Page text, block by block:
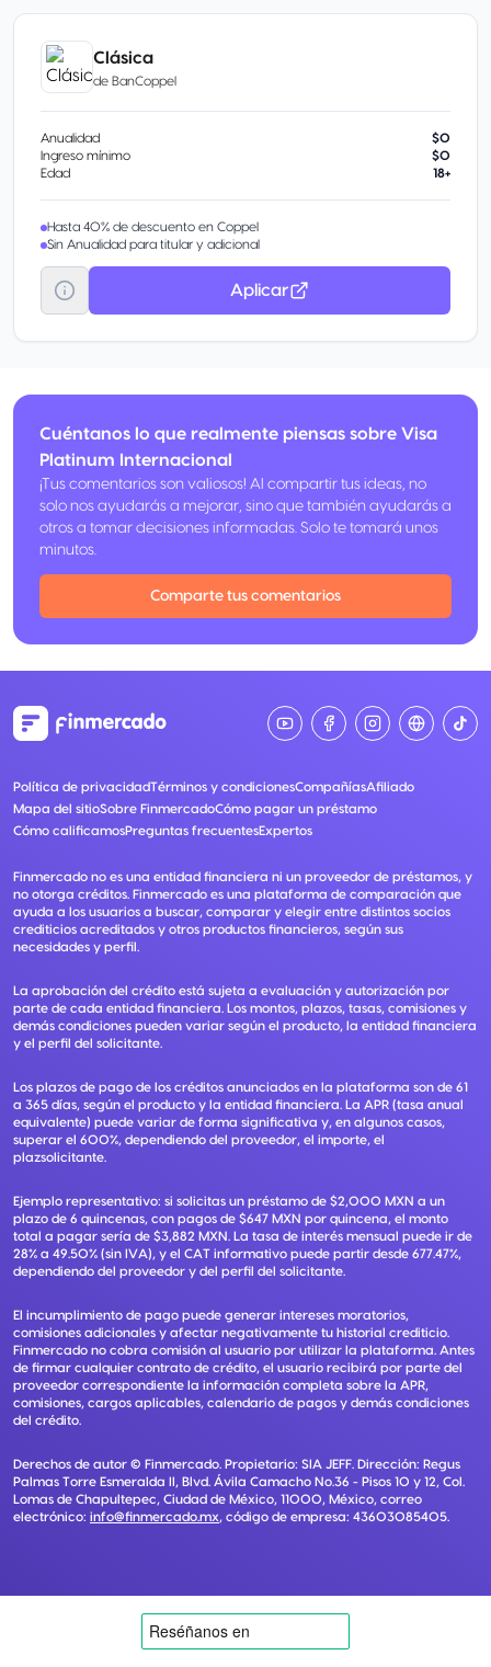
Clásica
de BanCoppel
Anualidad
$0
Ingreso mínimo
$0
Edad
18+
Hasta 40% de descuento en Coppel
Sin Anualidad para titular y adicional
Aplicar
Cuéntanos lo que realmente piensas sobre Visa
Platinum Internacional
¡Tus comentarios son valiosos! Al compartir tus ideas, no
solo nos ayudarás a mejorar, sino que también ayudarás a
otros a tomar decisiones informadas. Solo te tomará unos
minutos.
Comparte tus comentarios
Política de privacidadTérminos y condicionesCompañíasAfiliado
Mapa del sitioSobre FinmercadoCómo pagar un préstamo
Cómo calificamosPreguntas frecuentesExpertos
Finmercado no es una entidad financiera ni un proveedor de préstamos, y
no otorga créditos. Finmercado es una plataforma de comparación que
ayuda a los usuarios a buscar, comparar y elegir entre distintos socios
crediticios acreditados y otros productos financieros, según sus
necesidades y perfil.
La aprobación del crédito está sujeta a evaluación y autorización por
parte de cada entidad financiera. Los montos, plazos, tasas, comisiones y
demás condiciones pueden variar según el producto, la entidad financiera
y el perfil del solicitante.
Los plazos de pago de los créditos anunciados en la plataforma son de 61
a 365 días, según el producto y la entidad financiera. La APR (tasa anual
equivalente) puede variar de forma significativa y, en algunos casos,
superar el 600%, dependiendo del proveedor, el importe, el
plazsolicitante.
Ejemplo representativo: si solicitas un préstamo de $2,000 MXN a un
plazo de 6 quincenas, con pagos de $647 MXN por quincena, el monto
total a pagar sería de $3,882 MXN. La tasa de interés mensual puede ir de
28% a 49.50% (sin IVA), y el CAT informativo puede partir desde 677.47%,
dependiendo del proveedor y del perfil del solicitante.
El incumplimiento de pago puede generar intereses moratorios,
comisiones adicionales y afectar negativamente tu historial crediticio.
Finmercado no cobra comisión al usuario por utilizar la plataforma. Antes
de firmar cualquier contrato de crédito, el usuario recibirá por parte del
proveedor correspondiente la información completa sobre la APR,
comisiones, cargos aplicables, calendario de pagos y demás condiciones
del crédito.
Derechos de autor © Finmercado. Propietario: SIA JEFF. Dirección: Regus
Palmas Torre Esmeralda II, Blvd. Ávila Camacho No.36 - Pisos 10 y 12, Col.
Lomas de Chapultepec, Ciudad de México, 11000, México, correo
electrónico: info@finmercado.mx, código de empresa: 43603085405.